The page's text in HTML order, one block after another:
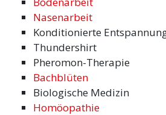
Nasenarbeit
Konditionierte
Thundershirt
Pheromon-Therapie
Bachblüten
Biologische Medizin
Homöopathie